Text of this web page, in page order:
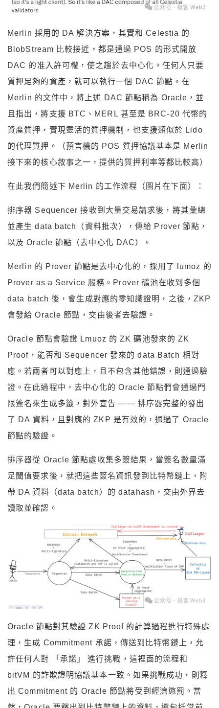
Merlin 採用的 DA 解決方案，其實和 Celestia 的
BlobStream 比較接近，都是通過 POS 的形式開放
DAC 的准入許可權，使之趨於去中心化。任何人只要
質押足夠的資產，就可以執行一個 DAC 節點。在
Merlin 的文件中，將上述 DAC 節點稱為 Oracle，並
且指出，將支援 BTC、MERL 甚至是 BRC-20 代幣的
資產質押，實現靈活的質押機制，也支援類似於 Lido
的代理質押。（預言機的 POS 質押協議基本是 Merlin
接下來的核心敘事之一，提供的質押利率等都比較高）
在此我們簡述下 Merlin 的工作流程（圖片在下面）：
排序器 Sequencer 接收到大量交易請求後，將其彙總
並產生 data batch（資料批次），傳給 Prover 節點，
以及 Oracle 節點（去中心化 DAC）。
Merlin 的 Prover 節點是去中心化的，採用了 lumoz 的
Prover as a Service 服務。Prover 礦池在收到多個
data batch 後，會生成對應的零知識證明，之後，ZKP
會發給 Oracle 節點，交由後者去驗證。
Oracle 節點會驗證 Lmuoz 的 ZK 礦池發來的 ZK
Proof，能否和 Sequencer 發來的 data Batch 相對
應。若兩者可以對應上，且不包含其他錯誤，則通過驗
證。在此過程中，去中心化的 Oracle 節點們會通過門
限簽名來生成多籤，對外宣告 —— 排序器完整的發出
了 DA 資料，且對應的 ZKP 是有效的，通過了 Oracle
節點的驗證。
排序器從 Oracle 節點處收集多簽結果，當簽名數量滿
足閾值要求後，就把這些簽名資訊發到比特幣鏈上，附
帶 DA 資料（data batch）的 datahash，交由外界去
讀取並確認。
Oracle 節點對其驗證 ZK Proof 的計算過程進行特殊處
理，生成 Commitment 承諾，傳送到比特幣鏈上，允
許任何人對 「承諾」 進行挑戰，這裡面的流程和
bitVM 的詐欺證明協議基本一致。如果挑戰成功，則釋
出 Commitment 的 Oracle 節點將受到經濟懲罰。當